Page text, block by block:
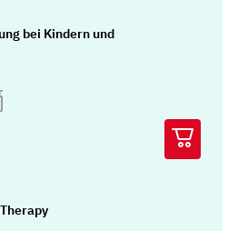
bei Kindern und